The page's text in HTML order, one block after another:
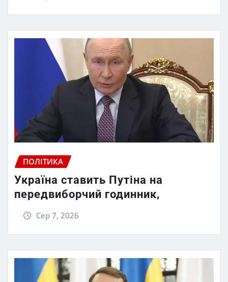
ПОЛІТИКА
Україна ставить Путіна на
передвиборчий годинник,
Сер 7, 2026